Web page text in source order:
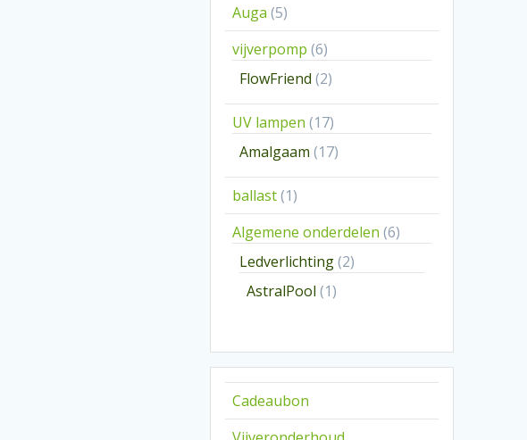
Auga 55
producten
vijverpomp 66
producten
FlowFriend 22
producten
UV lampen 1717
producten
Amalgaam 1717
producten
ballast 11
product
Algemene onderdelen 66
Ledverlichting 22
AstralPool 11
Cadeaubon